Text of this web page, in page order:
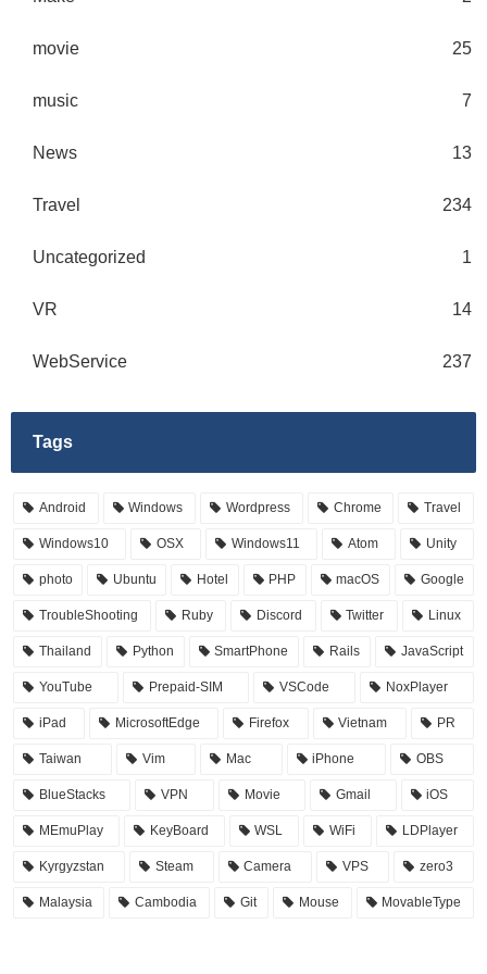
movie 25
music 7
News 13
Travel 234
Uncategorized 1
VR 14
WebService 237
Tags
Android Windows Wordpress Chrome Travel
Windows10 OSX Windows11 Atom Unity
photo Ubuntu Hotel PHP macOS Google
TroubleShooting Ruby Discord Twitter Linux
Thailand Python SmartPhone Rails JavaScript
YouTube Prepaid-SIM VSCode NoxPlayer
iPad MicrosoftEdge Firefox Vietnam PR
Taiwan Vim Mac iPhone OBS
BlueStacks VPN Movie Gmail iOS
MEmuPlay KeyBoard WSL WiFi LDPlayer
Kyrgyzstan Steam Camera VPS zero3
Malaysia Cambodia Git Mouse MovableType